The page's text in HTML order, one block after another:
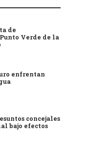
de
Verde de la
enfrentan
concejales
bajo efectos